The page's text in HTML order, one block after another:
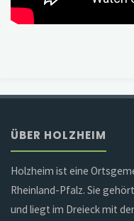
ÜBER HOLZHEIM
Holzheim ist eine
Rheinland-Pfalz. Sie
und liegt im Dreieck mit